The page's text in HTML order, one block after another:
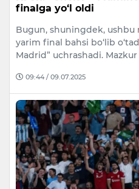
finalga yo‘l oldi
Bugun, shuningdek, ushbu
yarim final bahsi bo‘lib
Madrid” uchrashadi.
09:44 / 09.07.2025